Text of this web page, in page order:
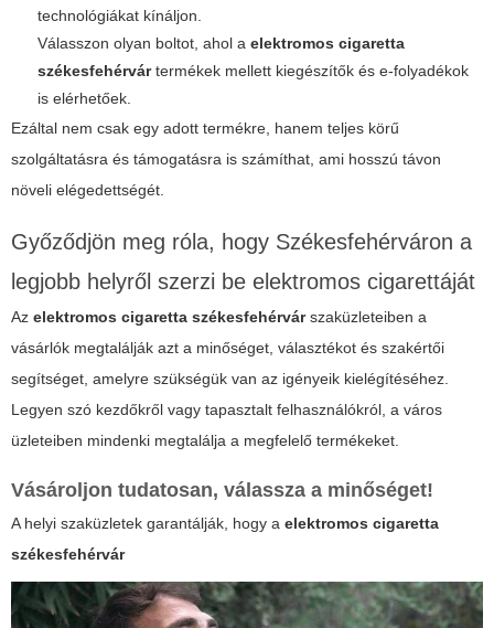
technológiákat kínáljon.
Válasszon olyan boltot, ahol a elektromos cigaretta
székesfehérvártermékek mellett kiegészítők és e-folyadékok
is elérhetőek.
Ezáltal nem csak egy adott termékre, hanem teljes körű
szolgáltatásra és támogatásra is számíthat, ami hosszú távon
növeli elégedettségét.
Győződjön meg róla, hogy Székesfehérváron a
legjobb helyről szerzi be elektromos cigarettáját
Az elektromos cigaretta székesfehérvárszaküzleteiben a
vásárlók megtalálják azt a minőséget, választékot és szakértői
segítséget, amelyre szükségük van az igényeik kielégítéséhez.
Legyen szó kezdőkről vagy tapasztalt felhasználókról, a város
üzleteiben mindenki megtalálja a megfelelő termékeket.
Vásároljon tudatosan, válassza a minőséget!
A helyi szaküzletek garantálják, hogy a elektromos cigaretta
székesfehérvár